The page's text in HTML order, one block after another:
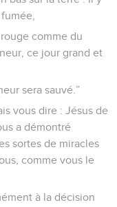
comme du
ce jour grand et
sera sauvé.”
vous dire : Jésus de
a démontré
sortes de miracles
comme vous le
à la décision